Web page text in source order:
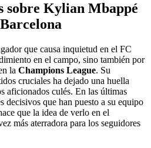
sobre Kylian Mbappé
que causa inquietud en el FC
en el campo, sino también por
la Champions League. Su
cruciales ha dejado una huella
aficionados culés. En las últimas
decisivos que han puesto a su equipo
que la idea de verlo en el
más aterradora para los seguidores